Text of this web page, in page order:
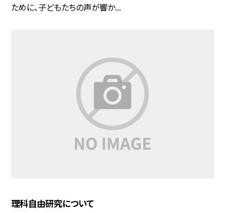
ために、子どもたちの声が響か...
理科自由研究について